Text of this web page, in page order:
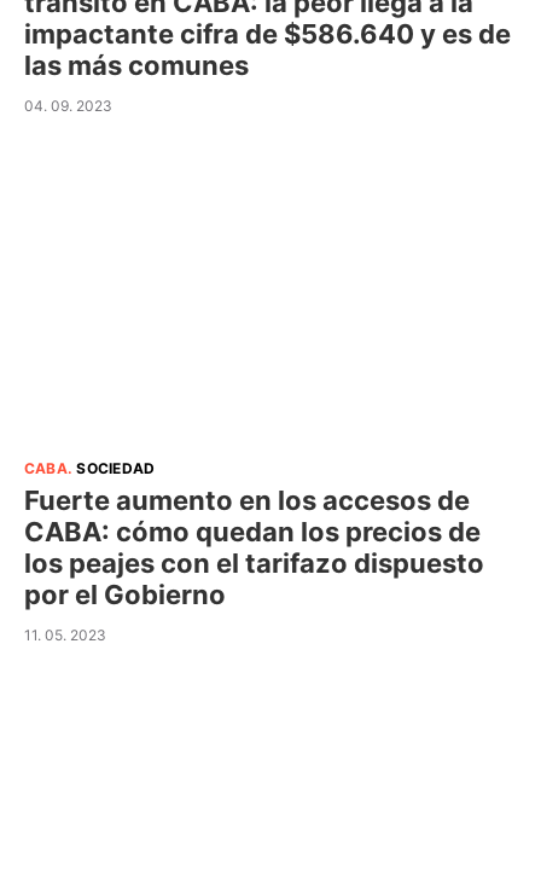
impactante cifra de $586.640 y es de
las más comunes
04. 09. 2023
CABA.SOCIEDAD
Fuerte aumento en los accesos de
CABA: cómo quedan los precios de
los peajes con el tarifazo dispuesto
por el Gobierno
11. 05. 2023